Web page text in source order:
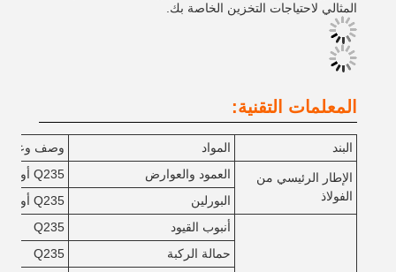
المثالي لاحتياجات التخزين الخاصة بك.
المعلمات التقنية:
البند المواد وصف
الإطار الرئيسي من
الفولاذ
العمود والعوارض
Q235 أو Q355
البورلين
Q235 أو Q355
أنبوب القيود
Q235
حمالة الركبة
Q235